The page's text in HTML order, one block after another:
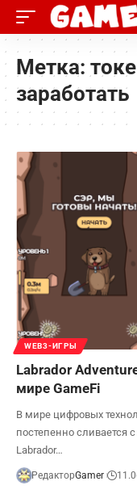
Метка:
заработать
WEB3-ИГРЫ
Labrador
мире GameFi
В мире цифровых
постепенно сливается
Labrador…
РедакторGamer